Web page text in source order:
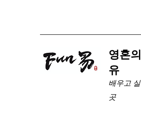
영혼
유
배우고
곳